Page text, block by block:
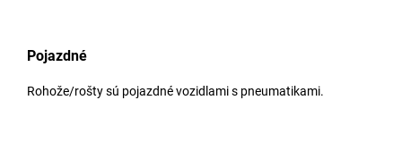
Pojazdné
Rohože/rošty sú pojazdné vozidlami s pneumatikami.